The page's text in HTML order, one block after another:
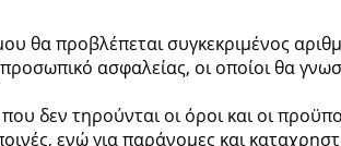
θα προβλέπεται συγκεκριμένος
ασφαλείας, οι οποίοι θα
δεν τηρούνται οι όροι και οι
ενώ για παράνομες και